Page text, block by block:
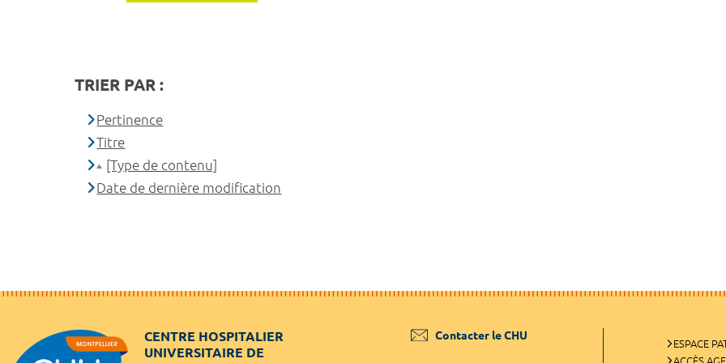
TRIER PAR :
Pertinence
Titre
[Type de contenu]
Date de dernière modification
CENTRE HOSPITALIER
UNIVERSITAIRE DE
Contacter le CHU
ESPACE
ACCÈS